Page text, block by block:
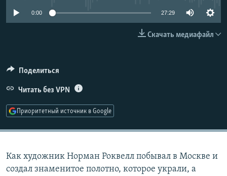
0:00 27:29
Скачать медиафайл
Поделиться
Читать без VPN
Приоритетный источник в Google
Как художник Норман Роквелл побывал в Москве и
создал знаменитое полотно, которое украли, а